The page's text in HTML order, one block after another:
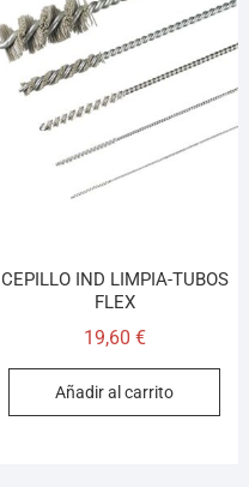
CEPILLO IND LIMPIA-TUBOS
FLEX
19,60 €
Añadir al carrito